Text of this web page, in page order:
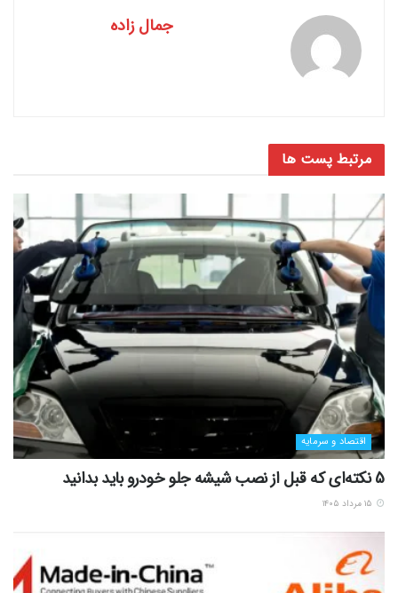
جمال زاده
مرتبط پست ها
اقتصاد و سرمایه
5 نکته‌ای که قبل از نصب شیشه جلو خودرو باید بدانید